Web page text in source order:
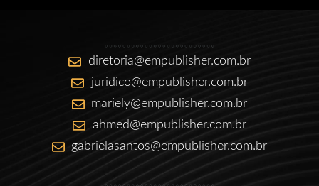
diretoria@empublisher.com.br
juridico@empublisher.com.br
mariely@empublisher.com.br
ahmed@empublisher.com.br
gabrielasantos@empublisher.com.br